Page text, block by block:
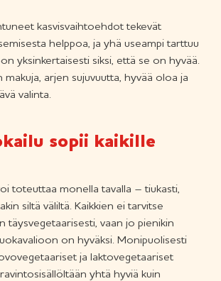
kasvisvaihtoehdot tekevät
helppoa, ja yhä useampi tarttuu
yksinkertaisesti siksi, että se on hyvää.
makuja, arjen sujuvuutta, hyvää oloa ja
valinta.
sopii kaikille
toteuttaa monella tavalla – tiukasti,
siltä väliltä. Kaikkien ei tarvitse
täysvegetaarisesti, vaan jo pienikin
on hyväksi. Monipuolisesti
ja laktovegetaariset
yhtä hyviä kuin